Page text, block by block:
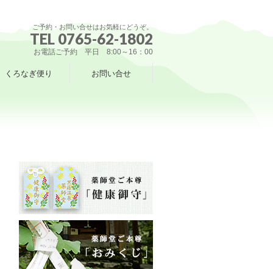
ご予約・お問い合せはお気軽にどうぞ。
TEL 0765-62-1802
お電話ご予約 平日 8:00～16：00
くろなぎ便り お問い合せ